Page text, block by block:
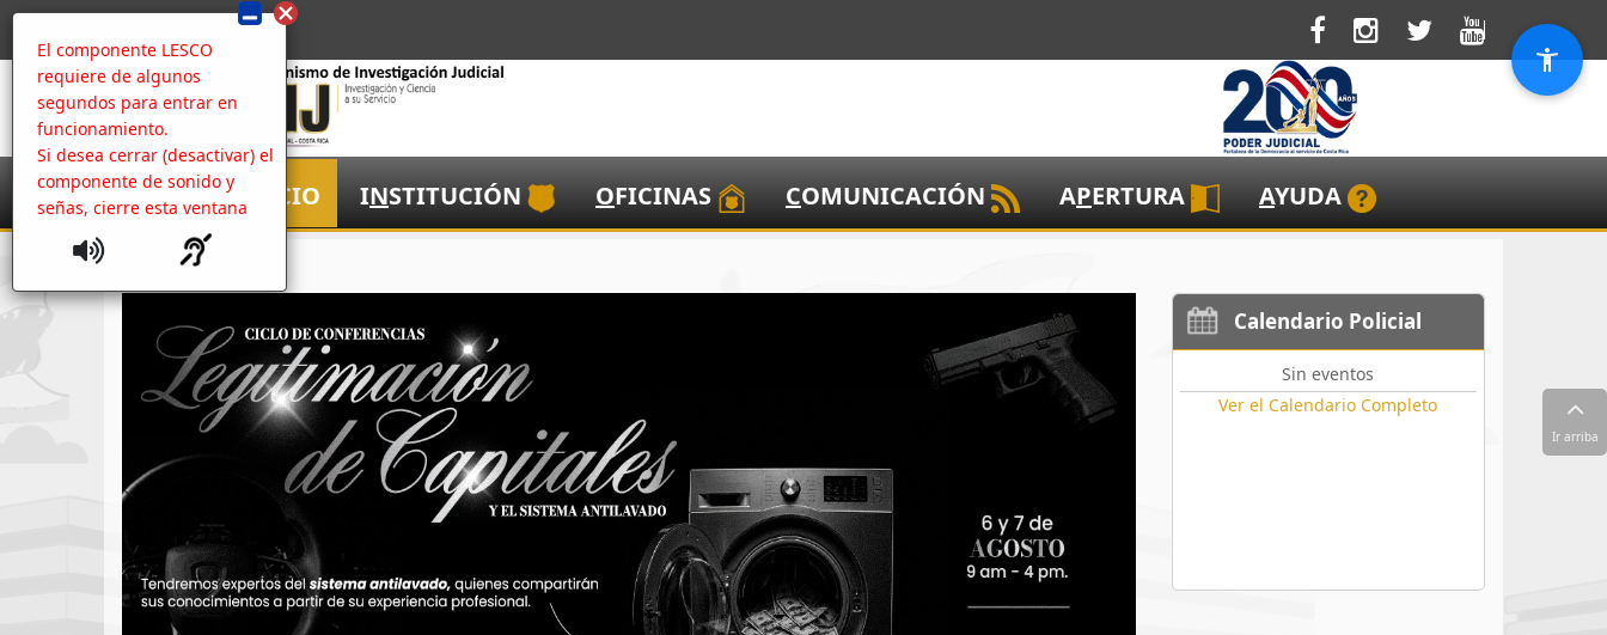
El componente LESCO
requiere de algunos
segundos para entrar en
funcionamiento.
Si desea cerrar (desactivar) el
componente de sonido y
señas, cierre esta ventana
NICIO INSTITUCIÓN OFICINAS COMUNICACIÓN APERTURA AYUDA
Calendario Policial
Sin eventos
Ver el Calendario Completo
Ir arriba